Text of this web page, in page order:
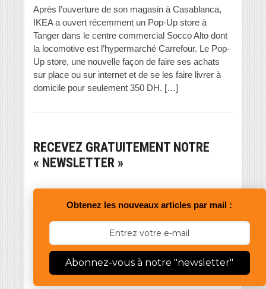
Après l’ouverture de son magasin à Casablanca,
IKEA a ouvert récemment un Pop-Up store à
Tanger dans le centre commercial Socco Alto dont
la locomotive est l’hypermarché Carrefour. Le Pop-
Up store, une nouvelle façon de faire ses achats
sur place ou sur internet et de se les faire livrer à
domicile pour seulement 350 DH. […]
RECEVEZ GRATUITEMENT NOTRE
« NEWSLETTER »
Obtenez les nouveaux articles par mail :
Abonnez-vous à notre "newsletter"